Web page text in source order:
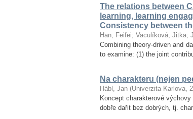
The relations between
learning, learning
Consistency between
Han, Feifei; Vaculíková, Jitka;
Combining theory-driven and
to examine: (1) the joint
Na charakteru (nejen
Hábl, Jan (Univerzita Karlova,
Koncept charakterové
dobře dařit bez dobrých, tj.